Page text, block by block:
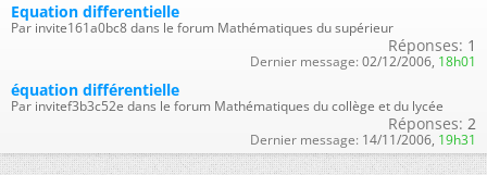
Equation differentielle
Par invite161a0bc8 dans le forum Mathématiques du supérieur
Réponses: 1
Dernier message: 02/12/2006, 18h01
équation différentielle
Par invitef3b3c52e dans le forum Mathématiques du collège et du lycée
Réponses: 2
Dernier message: 14/11/2006, 19h31